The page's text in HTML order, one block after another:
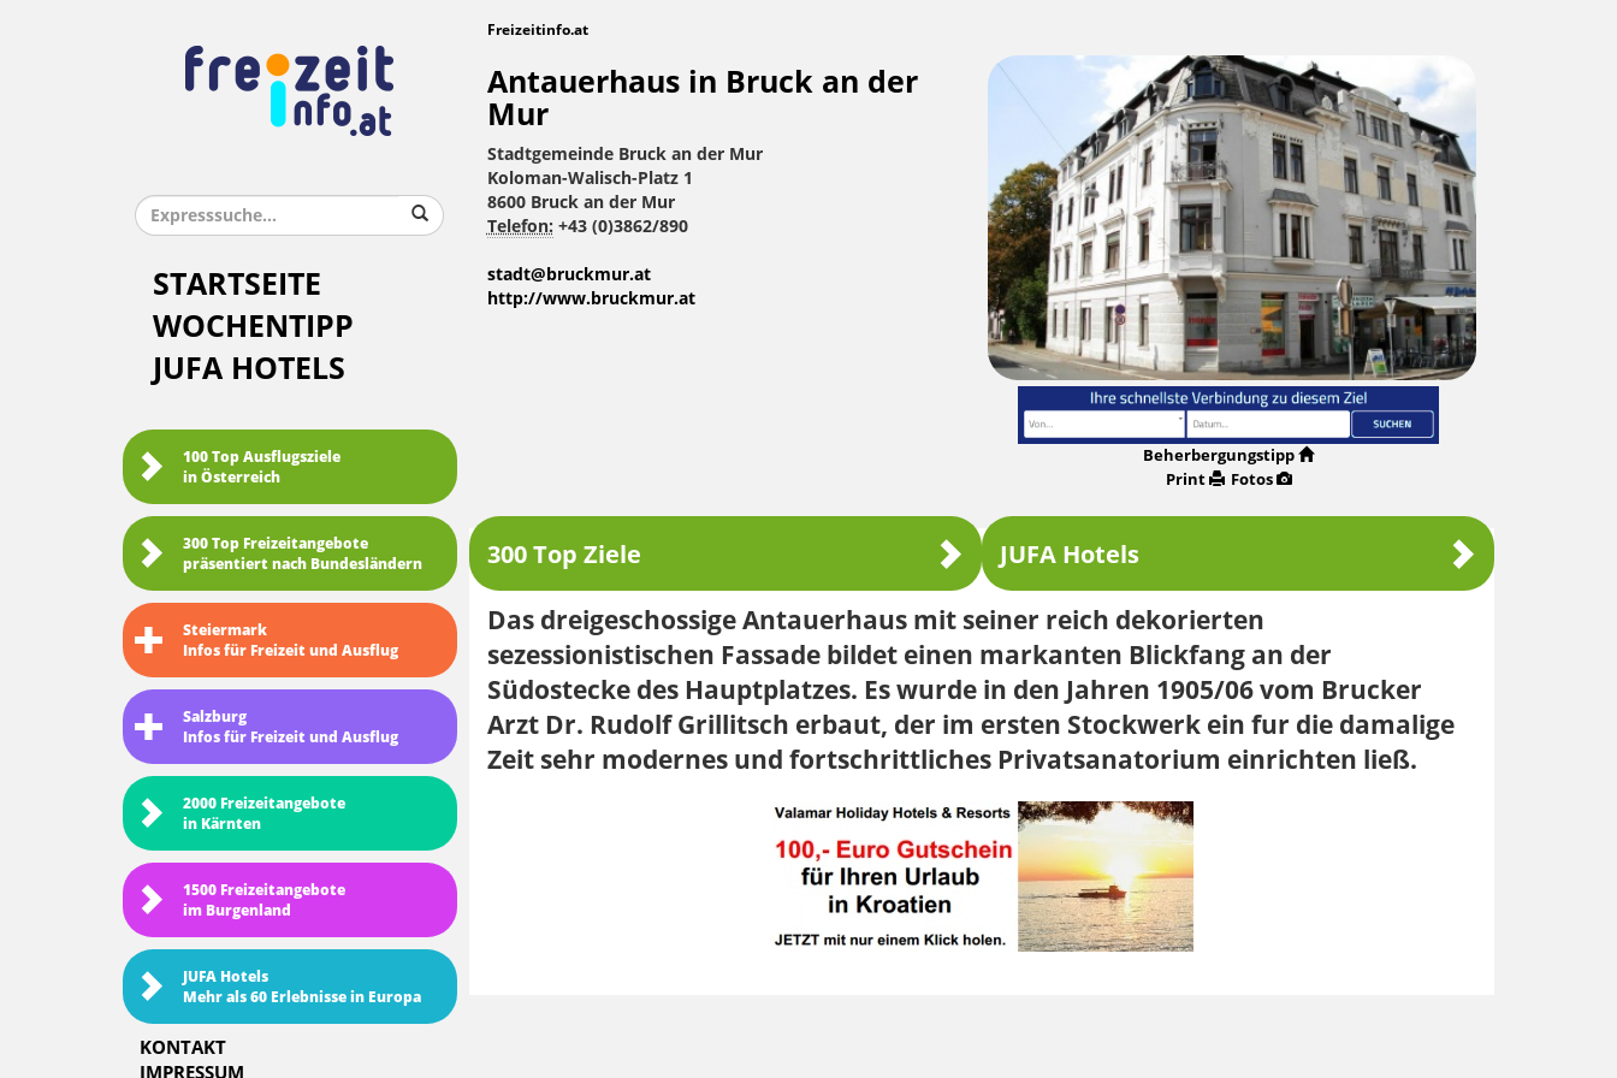
STARTSEITE
WOCHENTIPP
JUFA HOTELS
100 Top Ausflugsziele
in Österreich
300 Top Freizeitangebote
präsentiert nach Bundesländern
Steiermark
Infos für Freizeit und Ausflug
Salzburg
Infos für Freizeit und Ausflug
2000 Freizeitangebote
in Kärnten
1500 Freizeitangebote
im Burgenland
JUFA Hotels
Mehr als 60 Erlebnisse in Europa
KONTAKT
IMPRESSUM
Freizeitinfo.at
Antauerhaus in Bruck an der
Mur
Stadtgemeinde Bruck an der Mur
Koloman-Walisch-Platz 1
8600 Bruck an der Mur
Telefon: +43 (0)3862/890
stadt@bruckmur.at
http://www.bruckmur.at
Beherbergungstipp
Print
Fotos
300 Top Ziele JUFA Hotels
Das dreigeschossige Antauerhaus mit seiner reich dekorierten
sezessionistischen Fassade bildet einen markanten Blickfang an der
Südostecke des Hauptplatzes. Es wurde in den Jahren 1905/06 vom Brucker
Arzt Dr. Rudolf Grillitsch erbaut, der im ersten Stockwerk ein fur die damalige
Zeit sehr modernes und fortschrittliches Privatsanatorium einrichten ließ.